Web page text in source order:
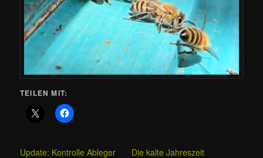
TEILEN MIT:
Update: Kontrolle Ableger
Die kalte Jahreszeit